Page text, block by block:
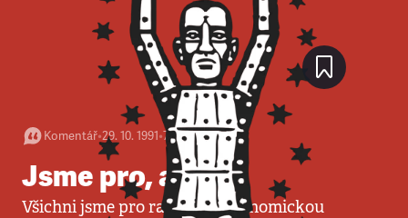
Komentář•29. 10. 1991•7 minut
Jsme pro, ale...
Všichni jsme pro radikální ekonomickou